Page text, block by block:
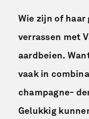
Wie zijn of
verrassen met
aardbeien.
vaak in
champagne-
Gelukkig